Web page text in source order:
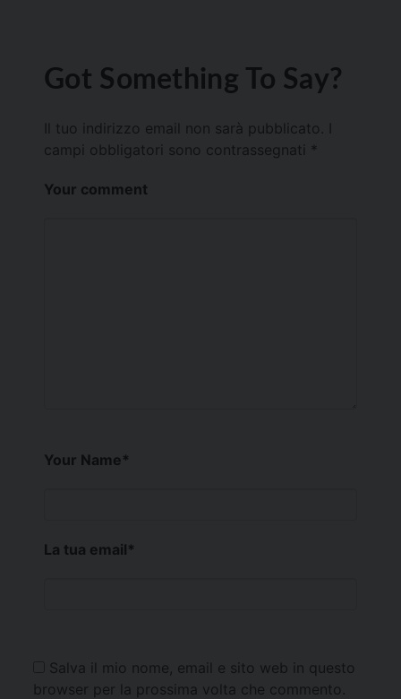
Got Something To Say?
Il tuo indirizzo email non sarà pubblicato.
campi obbligatori sono contrassegnati *
Your comment
Your Name*
La tua email*
Salva il mio nome, email e sito web in questo
browser per la prossima volta che commento.